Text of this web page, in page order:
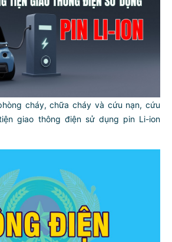
cháy, chữa cháy và cứu nạn, cứu
giao thông điện sử dụng pin Li-ion